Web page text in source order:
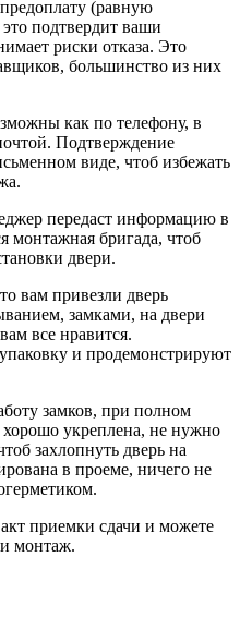
(равную
подтвердит ваши
риски отказа. Это
большинство из них
как по телефону, в
Подтверждение
виде, чтоб избежать
передаст информацию в
монтажная бригада, чтоб
двери.
вам привезли дверь
замками, на двери
все нравится.
и продемонстрируют
замков, при полном
укреплена, не нужно
захлопнуть дверь на
в проеме, ничего не
приемки сдачи и можете
и монтаж.